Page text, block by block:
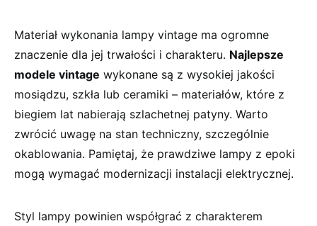
Materiał⁣ wykonania lampy vintage ‍ma ogromne​
znaczenie dla jej trwałości i charakteru. Najlepsze
⁢modele vintage wykonane są z wysokiej⁤ jakości​
mosiądzu, szkła lub ceramiki – materiałów,⁢ które z
biegiem lat nabierają szlachetnej patyny. Warto
zwrócić‌ uwagę na stan techniczny, szczególnie
okablowania. Pamiętaj, że prawdziwe ⁤lampy z epoki
mogą wymagać modernizacji instalacji elektrycznej.
Styl⁤ lampy⁢ powinien współgrać z charakterem